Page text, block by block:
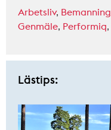
Arbetsliv, Bemanning
Genmäle, Performiq,
Lästips: